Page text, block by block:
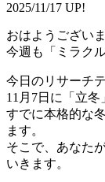
2025/11/17 UP!
おはようございま
今週も「ミラク
今日のリサーチ
11月7日に「立冬
すでに本格的な
ます。
そこで、あなた
いきます。